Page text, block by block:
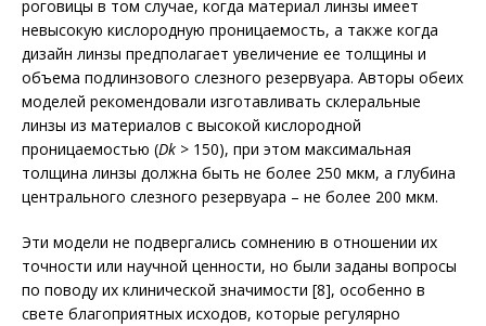
роговицы в том случае, когда материал линзы имеет
невысокую кислородную проницаемость, а также когда
дизайн линзы предполагает увеличение ее толщины и
объема подлинзового слезного резервуара. Авторы обеих
моделей рекомендовали изготавливать склеральные
линзы из материалов с высокой кислородной
проницаемостью (Dk > 150), при этом максимальная
толщина линзы должна быть не более 250 мкм, а глубина
центрального слезного резервуара – не более 200 мкм.
Эти модели не подвергались сомнению в отношении их
точности или научной ценности, но были заданы вопросы
по поводу их клинической значимости [8], особенно в
свете благоприятных исходов, которые регулярно